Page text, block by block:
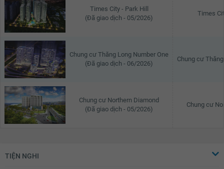
Times City - Park Hill
(Đã giao dịch - 05/2026)
Times
Chung cư Thăng Long Number One
(Đã giao dịch - 06/2026)
Chung cư
Chung cư Northern Diamond
(Đã giao dịch - 05/2026)
Chung cư
TIỆN NGHI